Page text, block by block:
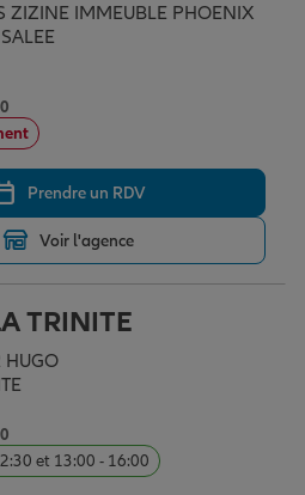
ZIZINE IMMEUBLE PHOENIX
Prendre un RDV
Voir l'agence
TRINITE
HUGO
et 13:00 - 16:00